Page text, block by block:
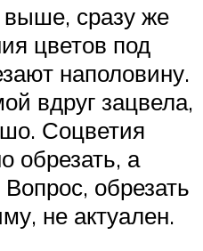
выше, сразу же
цветов под
наполовину.
вдруг зацвела,
Соцветия
обрезать, а
Вопрос, обрезать
не актуален.